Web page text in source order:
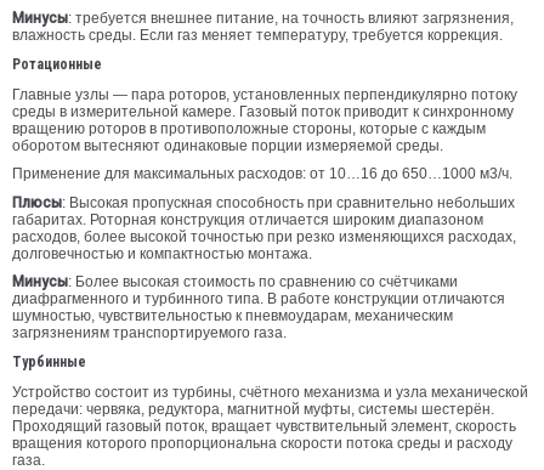
Минусы: требуется внешнее питание, на точность влияют загрязнения,
влажность среды. Если газ меняет температуру, требуется коррекция.
Ротационные
Главные узлы — пара роторов, установленных перпендикулярно потоку
среды в измерительной камере. Газовый поток приводит к синхронному
вращению роторов в противоположные стороны, которые с каждым
оборотом вытесняют одинаковые порции измеряемой среды.
Применение для максимальных расходов: от 10…16 до 650…1000 м3/ч.
Плюсы: Высокая пропускная способность при сравнительно небольших
габаритах. Роторная конструкция отличается широким диапазоном
расходов, более высокой точностью при резко изменяющихся расходах,
долговечностью и компактностью монтажа.
Минусы: Более высокая стоимость по сравнению со счётчиками
диафрагменного и турбинного типа. В работе конструкции отличаются
шумностью, чувствительностью к пневмоударам, механическим
загрязнениям транспортируемого газа.
Турбинные
Устройство состоит из турбины, счётного механизма и узла механической
передачи: червяка, редуктора, магнитной муфты, системы шестерён.
Проходящий газовый поток, вращает чувствительный элемент, скорость
вращения которого пропорциональна скорости потока среды и расходу
газа.